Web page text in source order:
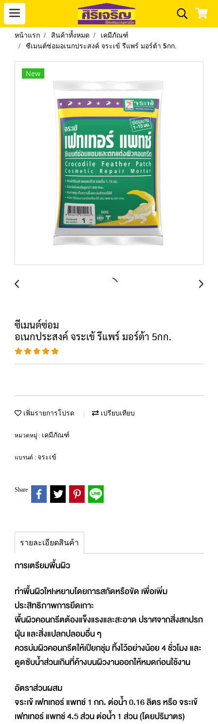
หน้าแรก สินค้าทั้งหมด
เคมีภัณฑ์
ซีเมนต์ซ่อมอเนกประสงค์ จระเข้ รีแพร์ มอร์ต้า 5กก.
New
ซีเมนต์ซ่อม
อเนกประสงค์ จระเข้ รีแพร์ มอร์ต้า 5กก.
เพิ่มรายการโปรด เปรียบเทียบ
หมวดหมู่ : เคมีภัณฑ์
แบรนด์ : จระเข้
Share
รายละเอียดสินค้า
การเตรียมพื้นผิว
ทําพื้นผิวใหhหยาบโดยการสกัดหรือขัด เพื่อเพิ่ม
ประสิทธิภาพการยึดเกาะ
พื้นผิวคอนกรีตต้องแข็งแรงและสะอาด ปราศจากสิ่งสกปรก
ฝุ่น และสิ่งแปลกปลอมอื่น ๆ
ควรบ่มผิวคอนกรีตให้เปียกชุ่ม ทิ้งไว้อย่างน้อย 4 ชั่วโมง และ
ดูดซับนํ้าส่วนเกินที่ค้างบนผิวงานออกให้หมดก่อนใช้งาน
อัตราส่วนผสม
จระเข้ เฟทเทอร์ แพทช์ 1 กก. ต่อนํ้า 0.16 ลิตร หรือ จระเข้
เฟทเทอร์ แพทช์ 4.5 ส่วน ต่อนํ้า 1 ส่วน (โดยปริมาตร)